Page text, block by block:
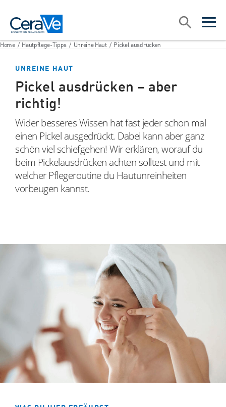
open
open
Suche
Home / Hautpflege-Tipps / Unreine Haut / Pickel ausdrücken
UNREINE HAUT
Pickel ausdrücken – aber
richtig!
Wider besseres Wissen hat fast jeder schon mal
einen Pickel ausgedrückt. Dabei kann aber ganz
schön viel schiefgehen! Wir erklären, worauf du
beim Pickelausdrücken achten solltest und mit
welcher Pflegeroutine du Hautunreinheiten
vorbeugen kannst.